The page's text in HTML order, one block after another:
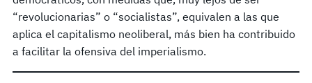
“revolucionarias” o “socialistas”, equivalen a las que
aplica el capitalismo neoliberal, más bien ha contribuido
a facilitar la ofensiva del imperialismo.